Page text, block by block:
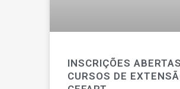
INSCRIÇÕES
CURSOS DE